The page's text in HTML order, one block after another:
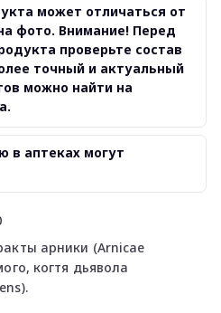
арники (Arnicae
когтя дьявола
может отличаться от
фото. Внимание! Перед
проверьте состав
точный и актуальный
можно найти на
в аптеках могут